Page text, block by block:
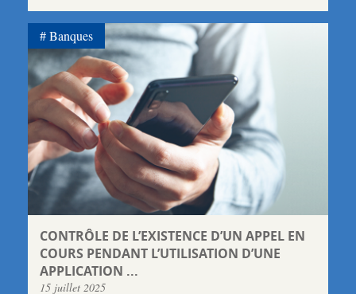
CONTRÔLE DE L’EXISTENCE D’UN APPEL EN
COURS PENDANT L’UTILISATION D’UNE
APPLICATION ...
15 juillet 2025
Banques